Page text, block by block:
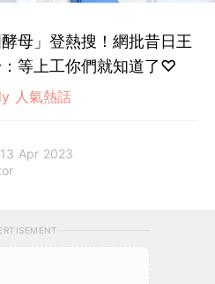
母」登熱搜！網批昔日王
等上工你們就知道了♡
人氣熱話
Apr 2023